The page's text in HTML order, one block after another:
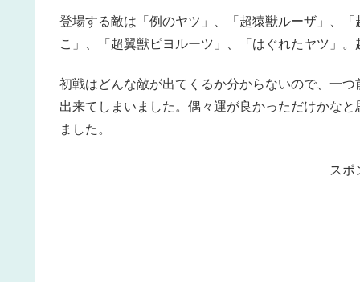
登場する敵は「例のヤツ」、「超猿獣ルーザ」、
こ」、「超翼獣ピヨルーツ」、「はぐれたヤツ」
初戦はどんな敵が出てくるか分からないので、一
出来てしまいました。偶々運が良かっただけかな
ました。
スポ